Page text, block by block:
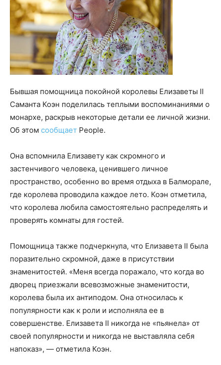
Бывшая помощница покойной королевы Елизаветы II
Саманта Коэн поделилась теплыми воспоминаниями о
монархе, раскрыв некоторые детали ее личной жизни.
Об этом сообщает People.
Она вспомнила Елизавету как скромного и
застенчивого человека, ценившего личное
пространство, особенно во время отдыха в Балморале,
где королева проводила каждое лето. Коэн отметила,
что королева любила самостоятельно распределять и
проверять комнаты для гостей.
Помощница также подчеркнула, что Елизавета II была
поразительно скромной, даже в присутствии
знаменитостей. «Меня всегда поражало, что когда во
дворец приезжали всевозможные знаменитости,
королева была их антиподом. Она относилась к
популярности как к роли и исполняла ее в
совершенстве. Елизавета II никогда не «пьянела» от
своей популярности и никогда не выставляла себя
напоказ», — отметила Коэн.